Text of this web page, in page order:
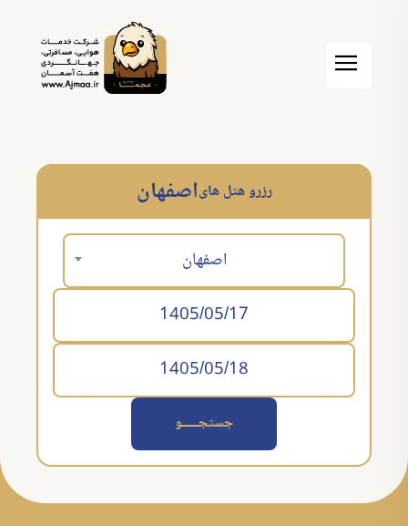
اصفهانرزرو هتل های
اصفهان
جستجــــــو